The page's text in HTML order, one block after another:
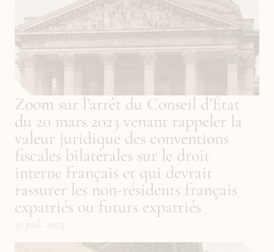
Zoom sur l’arrêt du Conseil d’État
du 20 mars 2023 venant rappeler la
valeur juridique des conventions
fiscales bilatérales sur le droit
interne français et qui devrait
rassurer les non-résidents français
expatriés ou futurs expatriés
31 juil. 2023